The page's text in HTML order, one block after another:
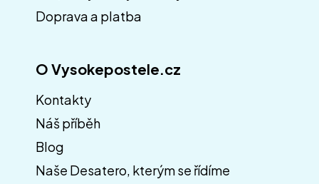
Doprava a platba
O Vysokepostele.cz
Kontakty
Náš příběh
Blog
Naše Desatero, kterým se řídíme